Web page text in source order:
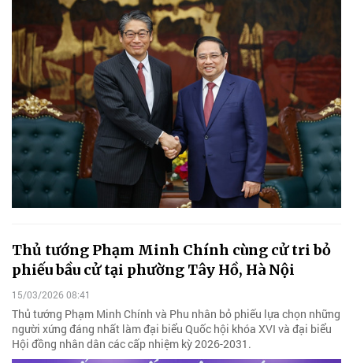
Thủ tướng Phạm Minh Chính cùng cử tri bỏ
phiếu bầu cử tại phường Tây Hồ, Hà Nội
15/03/2026 08:41
Thủ tướng Phạm Minh Chính và Phu nhân bỏ phiếu lựa chọn những
người xứng đáng nhất làm đại biểu Quốc hội khóa XVI và đại biểu
Hội đồng nhân dân các cấp nhiệm kỳ 2026-2031.